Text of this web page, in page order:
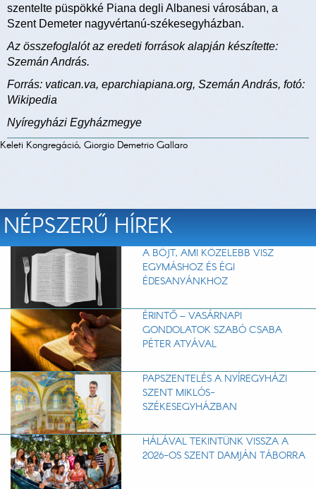
szentelte püspökké Piana degli Albanesi városában, a
Szent Demeter nagyvértanú-székesegyházban.
Az összefoglalót az eredeti források alapján készítette:
Szemán András.
Forrás: vatican.va, eparchiapiana.org, Szemán András, fotó:
Wikipedia
Nyíregyházi Egyházmegye
Keleti Kongregáció, Giorgio Demetrio Gallaro
NÉPSZERŰ HÍREK
A BÖJT, AMI KÖZELEBB VISZ
EGYMÁSHOZ ÉS ÉGI
ÉDESANYÁNKHOZ
ÉRINTŐ – VASÁRNAPI
GONDOLATOK SZABÓ CSABA
PÉTER ATYÁVAL
PAPSZENTELÉS A NYÍREGYHÁZI
SZENT MIKLÓS-
SZÉKESEGYHÁZBAN
HÁLÁVAL TEKINTÜNK VISSZA A
2026-OS SZENT DAMJÁN TÁBORRA